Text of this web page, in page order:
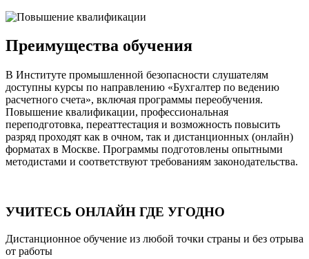
Преимущества обучения
В Институте промышленной безопасности слушателям
доступны курсы по направлению «Бухгалтер по ведению
расчетного счета», включая программы переобучения.
Повышение квалификации, профессиональная
переподготовка, переаттестация и возможность повысить
разряд проходят как в очном, так и дистанционных (онлайн)
форматах в Москве. Программы подготовлены опытными
методистами и соответствуют требованиям законодательства.
УЧИТЕСЬ ОНЛАЙН ГДЕ УГОДНО
Дистанционное обучение из любой точки страны и без отрыва
от работы